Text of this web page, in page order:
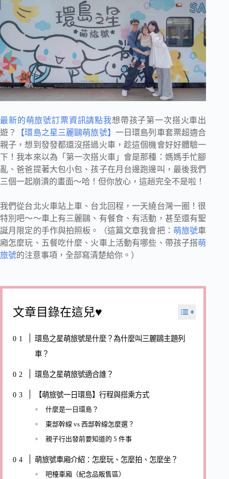
最新的萌旅號訂票資訊請點我想帶孩子第一次搭火車出
遊？
【環島之星三麗鷗萌旅號】 一日環島列車套票超適合
親子，想到發發都還沒搭過火車，趁這個機會好好體驗一
下！我本來以為「第一次搭火車」會是那種：媽媽手忙腳
亂、爸爸提著大包小包、孩子在月台邊跑邊叫，最後我們
三個一起崩潰的畫面～哈！但你放心，這趟完全不是啦！
我們從台北火車站上車、台北回程，一天繞台灣一圈！很
特別吧～～車上有三麗鷗、有餐食、有活動，甚至還有聖
誕月限定的手作與拍照板。（這篇文章我會把： 萌旅號車
廂怎麼玩、五餐吃什麼、火車上活動有哪些、帶孩子搭萌
旅號的注意事項，全部寫清楚給你。）
文章目錄在這兒♥
環島之星萌旅號是什麼？為什麼叫三麗鷗主題列
車？
環島之星萌旅號適合誰？
【萌旅號一日環島】行程與搭乘方式
什麼是一日環島？
東部幹線 vs 西部幹線怎麼選？
親子行出發前要知道的 5 件事
萌旅號車廂介紹：怎麼玩、怎麼拍、怎麼坐？
吧檯車廂（紀念品販售區）